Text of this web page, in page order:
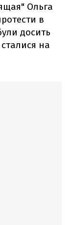
Ольга
в
досить
на